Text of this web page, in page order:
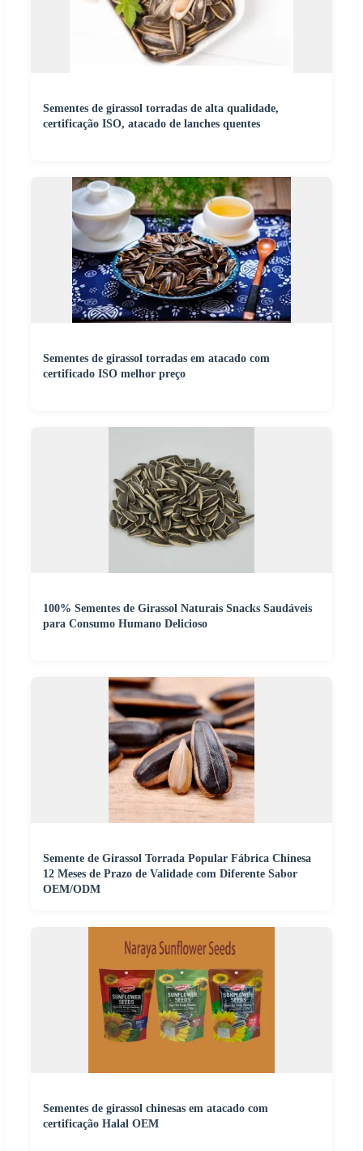
Sementes de girassol torradas de alta qualidade,
certificação ISO, atacado de lanches quentes
Sementes de girassol torradas em atacado com
certificado ISO melhor preço
100% Sementes de Girassol Naturais Snacks Saudáveis
para Consumo Humano Delicioso
Semente de Girassol Torrada Popular Fábrica Chinesa
12 Meses de Prazo de Validade com Diferente Sabor
OEM/ODM
Sementes de girassol chinesas em atacado com
certificação Halal OEM